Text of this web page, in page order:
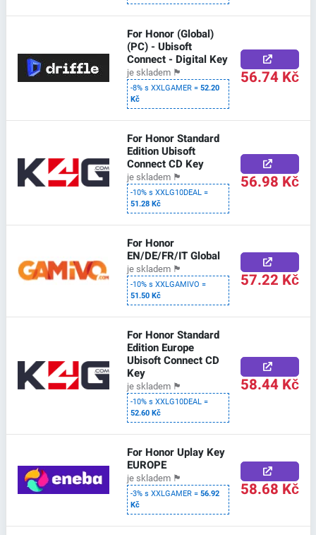
For Honor (Global)
(PC) - Ubisoft
Connect - Digital Key
je skladem 🏴
-8% s XXLGAMER =52.20
Kč
56.74 Kč
For Honor Standard
Edition Ubisoft
Connect CD Key
je skladem 🏴
-10% s XXLG10DEAL =
51.28 Kč
56.98 Kč
For Honor
EN/DE/FR/IT Global
je skladem 🏴
-10% s XXLGAMIVO =
51.50 Kč
57.22 Kč
For Honor Standard
Edition Europe
Ubisoft Connect CD
Key
je skladem 🏴
-10% s XXLG10DEAL =
52.60 Kč
58.44 Kč
For Honor Uplay Key
EUROPE
je skladem 🏴
-3% s XXLGAMER =56.92
Kč
58.68 Kč